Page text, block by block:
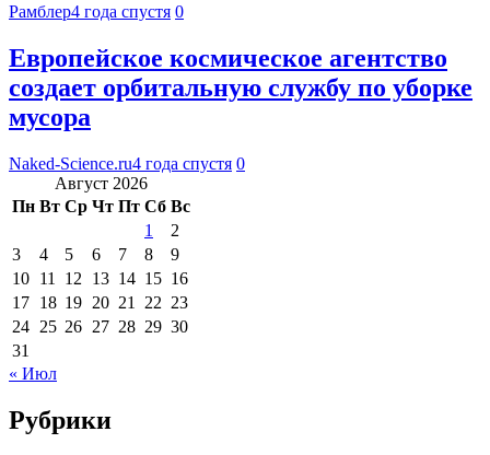
Рамблер4 года спустя 0
Европейское космическое агентство
создает орбитальную службу по уборке
мусора
Naked-Science.ru4 года спустя 0
Август 2026
Пн Вт Ср Чт Пт Сб Вс
1
2
3
4 5 6 7 8
9
10 11 12 13 14 15 16
17 18 19 20 21 22 23
24 25 26 27 28 29 30
31
« Июл
Рубрики